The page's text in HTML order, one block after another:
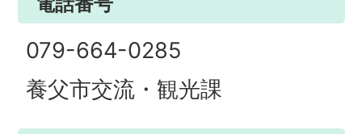
079-664-0285
養父市交流・観光課